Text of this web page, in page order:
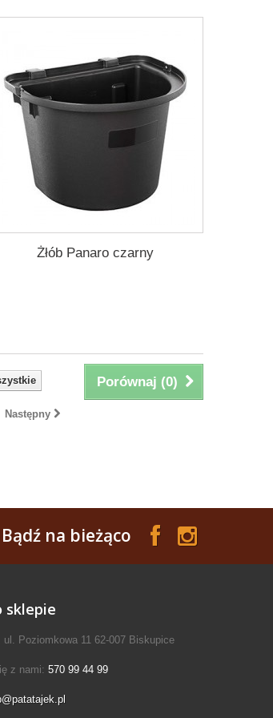
Żłób Panaro czarny
Porównaj (0)
Następny
Bądź na bieżąco
sklepie
ul. Poziomkowa 11 62-007 Biskupice
z nami: 570 99 44 99